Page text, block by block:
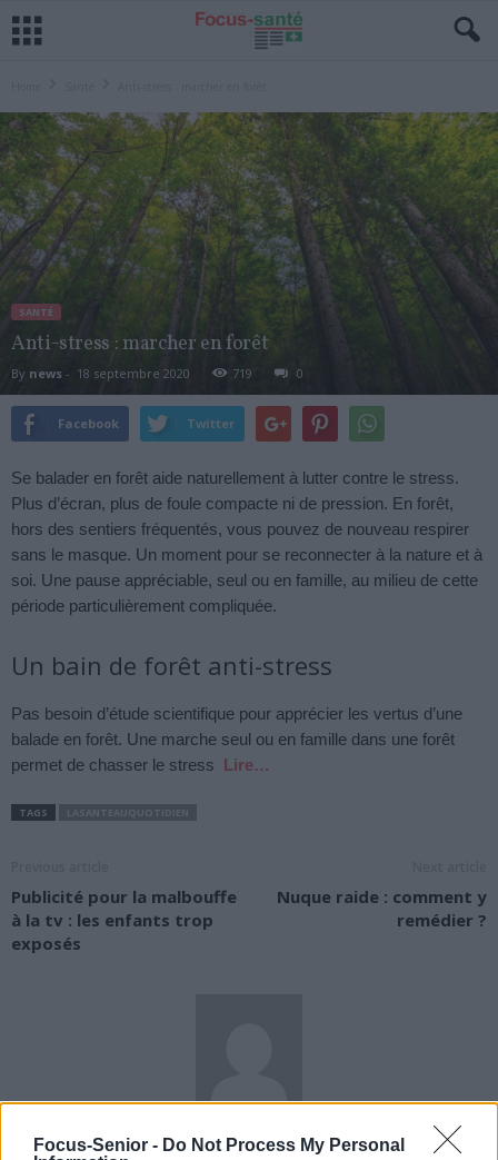
Focus-Senior - Do Not Process My Personal
SANTÉ
Anti-stress : marcher en forêt
By news - 18 septembre 2020 719 0
Facebook Twitter
Se balader en forêt aide naturellement à lutter contre le stress.
Plus d’écran, plus de foule compacte ni de pression. En forêt,
hors des sentiers fréquentés, vous pouvez de nouveau respirer
sans le masque. Un moment pour se reconnecter à la nature et à
soi. Une pause appréciable, seul ou en famille, au milieu de cette
période particulièrement compliquée.
Un bain de forêt anti-stress
Pas besoin d’étude scientifique pour apprécier les vertus d’une
balade en forêt. Une marche seul ou en famille dans une forêt
permet de chasser le stress
Lire…
TAGS
Publicité pour la malbouffe
à la tv : les enfants trop
exposés
Nuque raide : comment y
remédier ?